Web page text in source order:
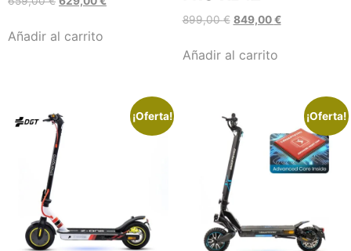
Añadir al carrito
899,00€ 849,00€
Añadir al carrito
¡Oferta! ¡Oferta!